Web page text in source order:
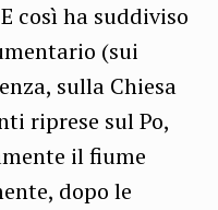
così ha suddiviso
(sui
sulla Chiesa
riprese sul Po,
il fiume
dopo le